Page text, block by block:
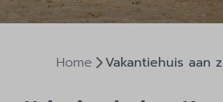
Home Vakantiehuis aan